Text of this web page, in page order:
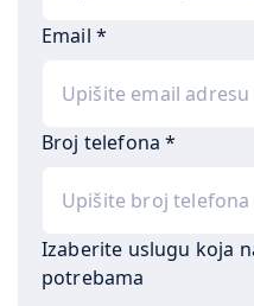
Email *
Broj telefona*
Izaberite uslugu koja
potrebama